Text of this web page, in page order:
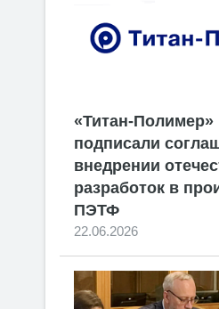
«Титан-Полимер»
подписали
внедрении
разработок в
ПЭТФ
22.06.2026